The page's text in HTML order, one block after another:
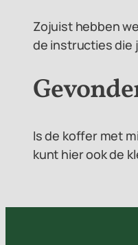
Zojuist hebben
de instructies die
Is de koffer met
kunt hier ook de